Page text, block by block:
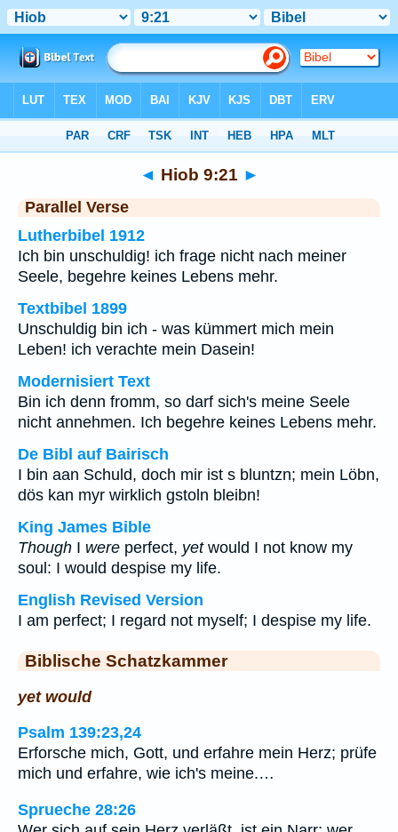
◄ Hiob 9:21 ►
Parallel Verse
Lutherbibel 1912
Ich bin unschuldig! ich frage nicht nach meiner
Seele, begehre keines Lebens mehr.
Textbibel 1899
Unschuldig bin ich - was kümmert mich mein
Leben! ich verachte mein Dasein!
Modernisiert Text
Bin ich denn fromm, so darf sich's meine Seele
nicht annehmen. Ich begehre keines Lebens mehr.
De Bibl auf Bairisch
I bin aan Schuld, doch mir ist s bluntzn; mein Löbn,
dös kan myr wirklich gstoln bleibn!
King James Bible
Though I were perfect, yetwould I not know my
soul: I would despise my life.
English Revised Version
I am perfect; I regard not myself; I despise my life.
Biblische Schatzkammer
yet would
Psalm 139:23,24
Erforsche mich, Gott, und erfahre mein Herz; prüfe
mich und erfahre, wie ich's meine.…
Sprueche 28:26